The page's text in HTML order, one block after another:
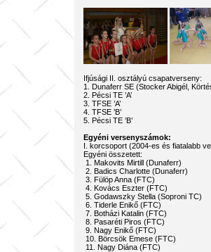
Ifjúsági II. osztályú csapatverseny:
1. Dunaferr SE (Stocker Abigél,
2. Pécsi TE ’A’
3. TFSE ’A’
4. TFSE ’B’
5. Pécsi TE ’B’
Egyéni versenyszámok:
I. korcsoport (2004-es és fiatalabb
Egyéni összetett:
1. Makovits Mirtill (Dunaferr)
2. Badics Charlotte (Dunaferr)
3. Fülöp Anna (FTC)
4. Kovács Eszter (FTC)
5. Godawszky Stella (Soproni TC)
6. Tiderle Enikő (FTC)
7. Botházi Katalin (FTC)
8. Pasaréti Piros (FTC)
9. Nagy Enikő (FTC)
10. Börcsök Emese (FTC)
11. Nagy Diána (FTC)